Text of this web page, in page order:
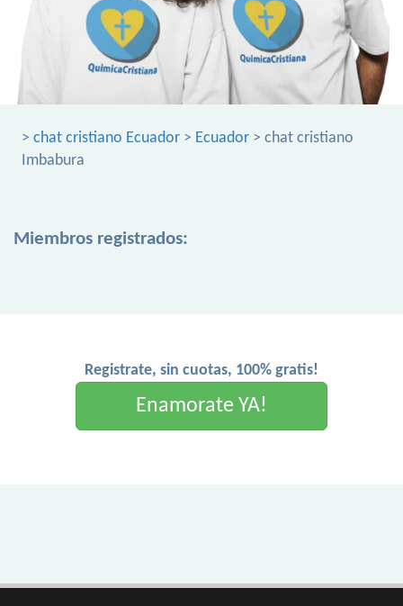
> chat cristiano Ecuador > Ecuador > chat cristiano
Imbabura
Miembros registrados:
Registrate, sin cuotas, 100% gratis!
Enamorate YA!